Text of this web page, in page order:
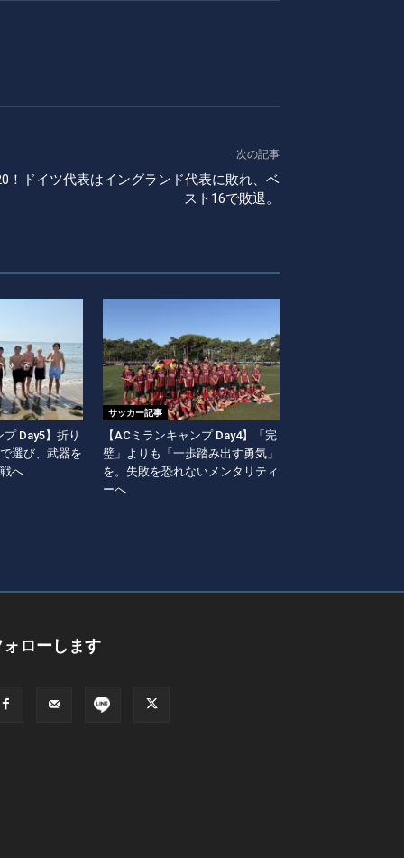
次の記事
！ドイツ代表はイングランド代表に敗れ、ベ
スト16で敗退。
Day5】折り
選び、武器を
へ
サッカー記事
【ACミランキャンプ Day4】「完
璧」よりも「一歩踏み出す勇気」
を。失敗を恐れないメンタリティ
ーへ
ォローします